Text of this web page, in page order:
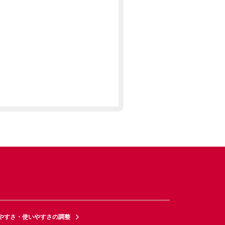
すさ・使いやすさの調整